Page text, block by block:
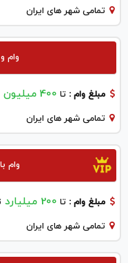
تمامی شهر های ایران
وام
مبلغ وام : تا 400 میلیون
تمامی شهر های ایران
وام
مبلغ وام : تا 200 میلیارد
تمامی شهر های ایران